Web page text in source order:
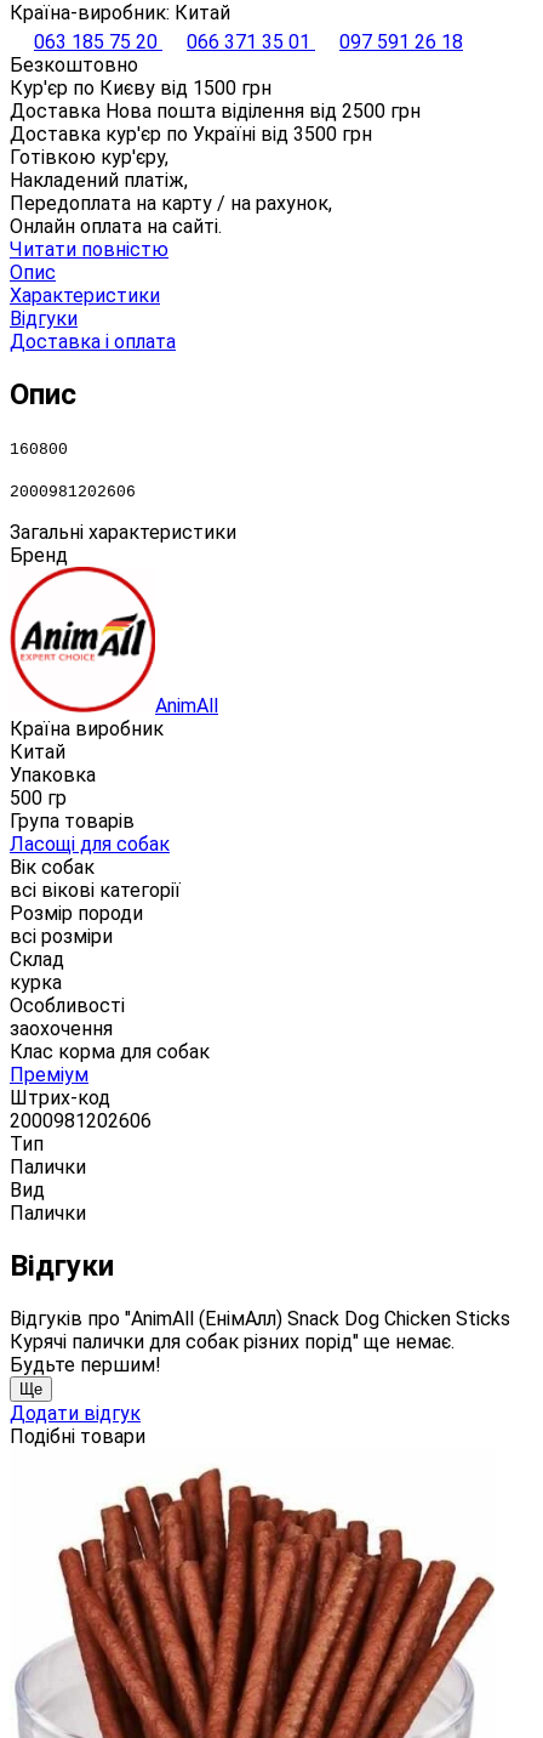
Країна-виробник: Китай
063 185 75 20
066 371 35 01
097 591 26 18
Безкоштовно
Кур'єр по Києву від 1500 грн
Доставка Нова пошта віділення від 2500 грн
Доставка кур'єр по Україні від 3500 грн
Готівкою кур'єру,
Накладений платіж,
Передоплата на карту / на рахунок,
Онлайн оплата на сайті.
Читати повністю
Опис
Характеристики
Відгуки
Доставка і оплата
Опис
160800
2000981202606
Загальні характеристики
Бренд
AnimAll
Країна виробник
Китай
Упаковка
500 гр
Група товарів
Ласощі для собак
Вік собак
всі вікові категорії
Розмір породи
всі розміри
Склад
курка
Особливості
заохочення
Клас корма для собак
Преміум
Штрих-код
2000981202606
Тип
Палички
Вид
Палички
Відгуки
Відгуків про "AnimAll (ЕнімАлл) Snack Dog Chicken Sticks
Курячі палички для собак різних порід" ще немає.
Будьте першим!
Ще
Додати відгук
Подібні товари